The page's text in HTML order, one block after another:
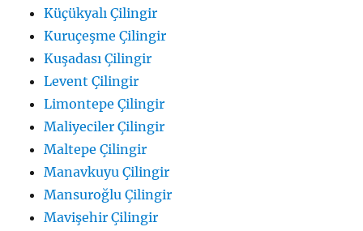
Küçükyalı Çilingir
Kuruçeşme Çilingir
Kuşadası Çilingir
Levent Çilingir
Limontepe Çilingir
Maliyeciler Çilingir
Maltepe Çilingir
Manavkuyu Çilingir
Mansuroğlu Çilingir
Mavişehir Çilingir